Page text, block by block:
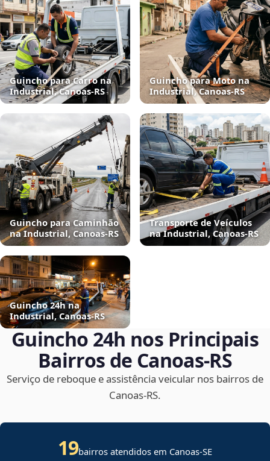
Guincho para Carro na
Industrial, Canoas‑RS
Guincho para Moto na
Industrial, Canoas‑RS
Guincho para Caminhão
na Industrial, Canoas‑RS
Transporte de Veículos
na Industrial, Canoas‑RS
Guincho 24h na
Industrial, Canoas‑RS
Guincho 24h nos Principais
Bairros de Canoas‑RS
Serviço de reboque e assistência veicular nos bairros de
Canoas‑RS.
19bairros atendidos em Canoas-SE